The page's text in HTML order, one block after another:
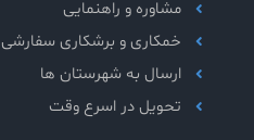
مشاوره و راهنمایی
خمکاری و برشکاری سفارشی
ارسال به شهرستان ها
تحویل در اسرع وقت